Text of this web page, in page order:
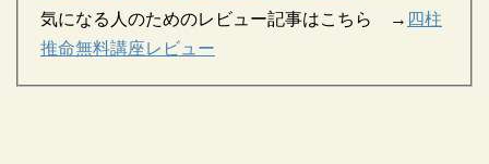
気になる人のためのレビュー記事はこちら → 四柱
推命無料講座レビュー